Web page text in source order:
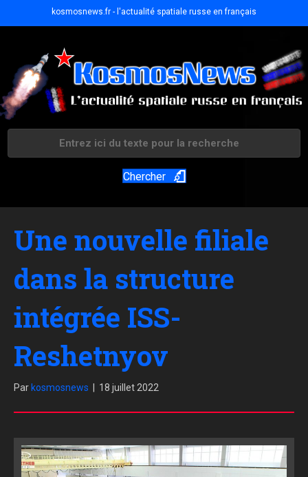
kosmosnews.fr - l'actualité spatiale russe en français
Chercher
Une nouvelle filiale
dans la structure
intégrée ISS-
Reshetnyov
Par kosmosnews 18 juillet 2022